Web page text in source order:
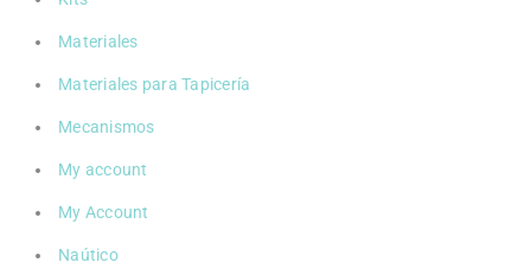
Materiales
Materiales para Tapicería
Mecanismos
My account
My Account
Naútico